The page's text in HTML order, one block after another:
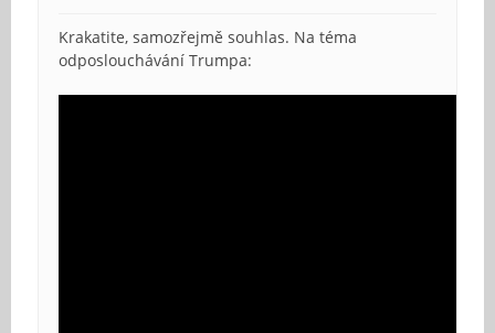
Krakatite, samozřejmě souhlas. Na téma
odposlouchávání Trumpa: